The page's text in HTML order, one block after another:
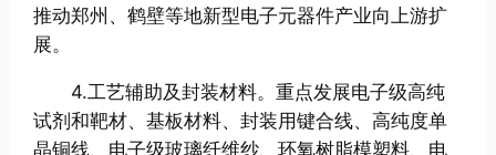
推动郑州、鹤壁等地新型电子元器件产业向上游扩
展。
4.工艺辅助及封装材料。重点发展电子级高纯
试剂和靶材、基板材料、封装用键合线、高纯度单
晶铜线、电子级玻璃纤维纱、环氧树脂模塑料、电